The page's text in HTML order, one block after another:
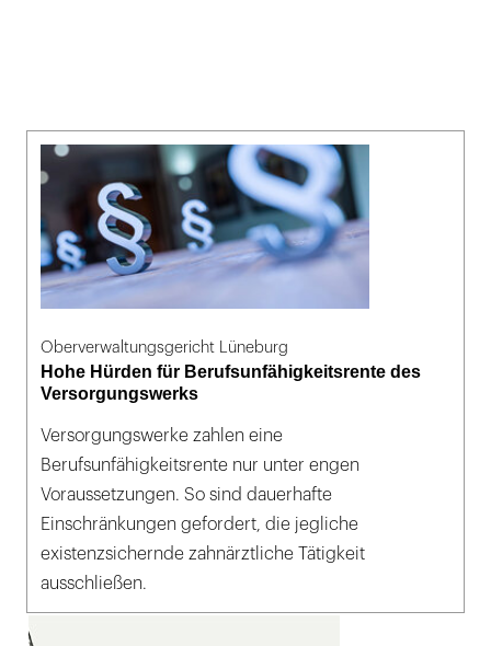
Oberverwaltungsgericht Lüneburg
Hohe Hürden für Berufsunfähigkeitsrente des
Versorgungswerks
Versorgungswerke zahlen eine
Berufsunfähigkeitsrente nur unter engen
Voraussetzungen. So sind dauerhafte
Einschränkungen gefordert, die jegliche
existenzsichernde zahnärztliche Tätigkeit
ausschließen.